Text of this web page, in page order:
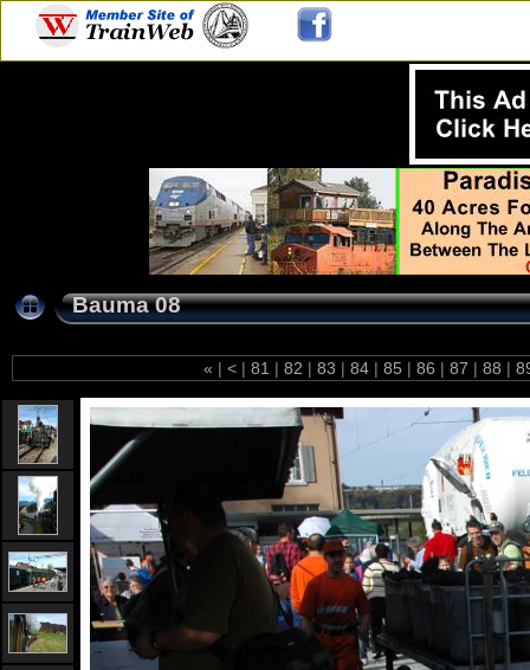
Bauma 08
« | < | 81 | 82 | 83 | 84 | 85 | 86 | 87 | 88 |